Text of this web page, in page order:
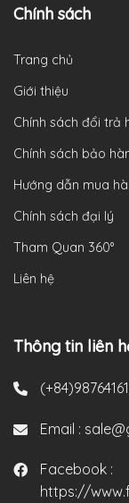
Chính sách
Trang chủ
Giới thiệu
Chính sách đổi trả
Chính sách bảo
Hướng dẫn mua
Chính sách đại lý
Tham Quan 360°
Liên hệ
Thông tin liên
Email :
Facebook :
https://